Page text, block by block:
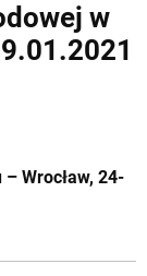
w
Wrocław, 24-